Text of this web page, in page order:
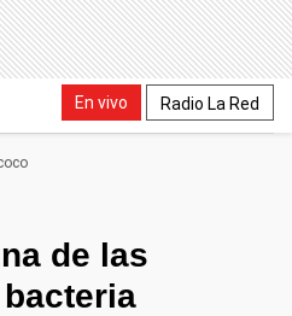
En vivo Radio La Red
de las